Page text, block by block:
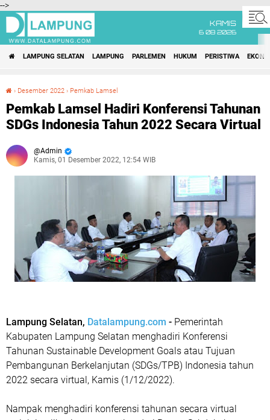
-->
KAMIS
6 08 2026
LAMPUNG SELATAN LAMPUNG PARLEMEN HUKUM PERISTIWA
› Desember 2022 › Pemkab Lamsel
Pemkab Lamsel Hadiri Konferensi Tahunan
SDGs Indonesia Tahun 2022 Secara Virtual
Admin
Kamis, 01 Desember 2022, 12:54 WIB
Lampung Selatan, Datalampung.com - Pemerintah
Kabupaten Lampung Selatan menghadiri Konferensi
Tahunan Sustainable Development Goals atau Tujuan
Pembangunan Berkelanjutan (SDGs/TPB) Indonesia tahun
2022 secara virtual, Kamis (1/12/2022).
Nampak menghadiri konferensi tahunan secara virtual